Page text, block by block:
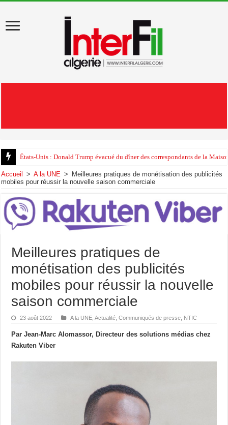
États-Unis : Donald Trump évacué du dîner des correspondants de la
Au début de sa visite en Algérie, Léon XIV appelle au «pardon»
Accueil > A la UNE >
Meilleures pratiques de monétisation des publicités
mobiles pour réussir la nouvelle saison commerciale
Meilleures pratiques de
monétisation des publicités
mobiles pour réussir la nouvelle
saison commerciale
23 août 2022 A la UNE ,Actualité ,Communiqués de presse NTIC
Par Jean-Marc Alomassor, Directeur des solutions médias chez
Rakuten Viber